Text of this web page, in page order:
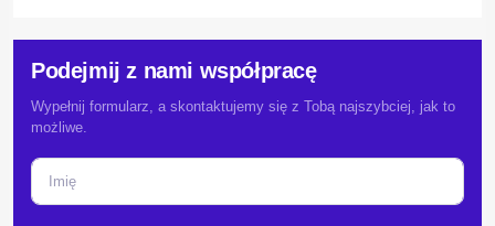
Podejmij z nami współpracę
Wypełnij formularz, a skontaktujemy się z Tobą najszybciej, jak to
możliwe.